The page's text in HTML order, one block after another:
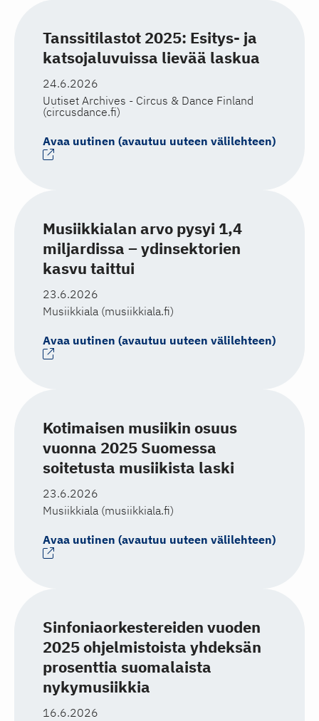
Tanssitilastot 2025: Esitys- ja
katsojaluvuissa lievää laskua
24.6.2026
Uutiset Archives - Circus & Dance Finland
(circusdance.fi)
Avaa uutinen (avautuu uuteen välilehteen)
Musiikkialan arvo pysyi 1,4
miljardissa – ydinsektorien
kasvu taittui
23.6.2026
Musiikkiala (musiikkiala.fi)
Avaa uutinen (avautuu uuteen välilehteen)
Kotimaisen musiikin osuus
vuonna 2025 Suomessa
soitetusta musiikista laski
23.6.2026
Musiikkiala (musiikkiala.fi)
Avaa uutinen (avautuu uuteen välilehteen)
Sinfoniaorkestereiden vuoden
2025 ohjelmistoista yhdeksän
prosenttia suomalaista
nykymusiikkia
16.6.2026